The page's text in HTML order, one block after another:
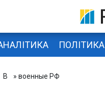
ПОЛІТИКА
В » военные РФ